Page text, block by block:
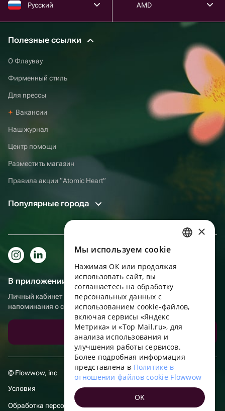
Русский AMD
Полезные ссылки
О Флаувау
Фирменный стиль
Для прессы
Вакансии
Наш журнал
Центр помощи
Разместить магазин
Правила акции “Atomic Heart”
Популярные города
В приложении еще удобнее!
Личный кабинет получателя, больше бонусов за покупки и
напоминания о событиях
Скачать приложение
© Flowwow, inc
Условия
Обработка персональных данных
ENGLISH
UKRAINIAN
PORTUGUESE
FRENCH
TURKISH
×
Мы используем сookie
Нажимая ОК или продолжая
использовать сайт, вы
соглашаетесь на обработку
персональных данных с
использованием cookie-файлов,
включая сервисы «Яндекс
Метрика» и «Top Mail.ru», для
анализа использования и
улучшения работы сервисов.
Более подробная информация
представлена в Политике в
отношении файлов cookie Flowwow
OK